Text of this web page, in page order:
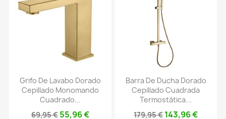
Grifo De Lavabo Dorado
Cepillado Monomando
Cuadrado...
69,95 € 55,96 €
Barra De Ducha Dorado
Cepillado Cuadrada
Termostática...
179,95 € 143,96 €